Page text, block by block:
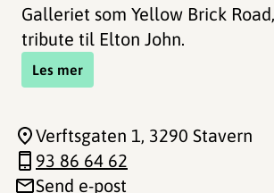
Galleriet som Yellow Brick
tribute til Elton John.
Les mer
Verftsgaten 1, 3290 Stavern
93 86 64 62
Send e-post